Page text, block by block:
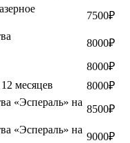
7500₽
8000₽
8000₽
месяцев
8000₽
«Эспераль» на
8500₽
«Эспераль» на
9000₽